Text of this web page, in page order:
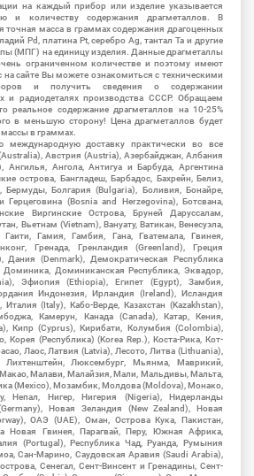
на каждый прибор или изделие указывается
и количеству содержания драгметаллов. В
точная масса в граммах содержания драгоценных
Pd, платина Pt, серебро Ag, тантал Ta и другие
(МПГ) на единицу изделия. Данные драгметаллы
ограниченном количестве и поэтому имеют
на сайте Вы можете ознакомиться с техническими
и получить сведения о содержании
и радиодеталях производства СССР. Обращаем
реальное содержание драгметаллов на 10-25%
в меньшую сторону! Цена драгметаллов будет
массы в граммах.
международную доставку практически во все
Австрия (Austria), Азербайджан, Албания
Ангола, Антигуа и Барбуда, Аргентина
острова, Бангладеш, Барбадос, Бахрейн, Белиз,
Бермуды, Болгария (Bulgaria), Боливия, Бонайре,
(Bosnia and Herzegovina), Ботсвана,
Виргинские Острова, Бруней Даруссалам,
Вьетнам (Vietnam), Вануату, Ватикан, Венесуэла,
Гамия, Гамбия, Гана, Гватемала, Гвинея,
Гренада, Гренландия (Greenland), Греция
Дания (Denmark), Демократическая Республика
Доминиканская Республика, Эквадор,
Эфиопия (Ethiopia), Египет (Egypt), Замбия,
Индонезия, Ирландия (Ireland), Исландия
(Italy), Кабо-Верде, Казахстан (Kazakhstan),
Камерун, Канада (Canada), Катар, Кения,
Кипр (Cyprus), Кирибати, Колумбия (Colombia),
Корея (Республика) (Korea Rep.), Коста-Рика, Кот-
Лаос, Латвия (Latvia), Лесото, Литва (Lithuania),
Люксембург, Мьянма, Маврикий,
Малави, Малайзия, Мали, Мальдивы, Мальта,
(Mexico), Мозамбик, Молдова (Moldova), Монако,
Непал, Нигер, Нигерия (Nigeria), Нидерланды
Новая Зеландия (New Zealand), Новая
ОАЭ (UAE), Оман, Острова Кука, Пакистан,
Новая Гвинея, Парагвай, Перу, Южная Африка,
(Portugal), Республика Чад, Руанда, Румыния
Сан-Марино, Саудовская Аравия (Saudi Arabia),
Сенегал, Сент-Винсент и Гренадины, Сент-